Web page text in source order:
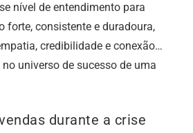
nível de entendimento para
forte, consistente e duradoura,
credibilidade e conexão…
universo de sucesso de uma
durante a crise